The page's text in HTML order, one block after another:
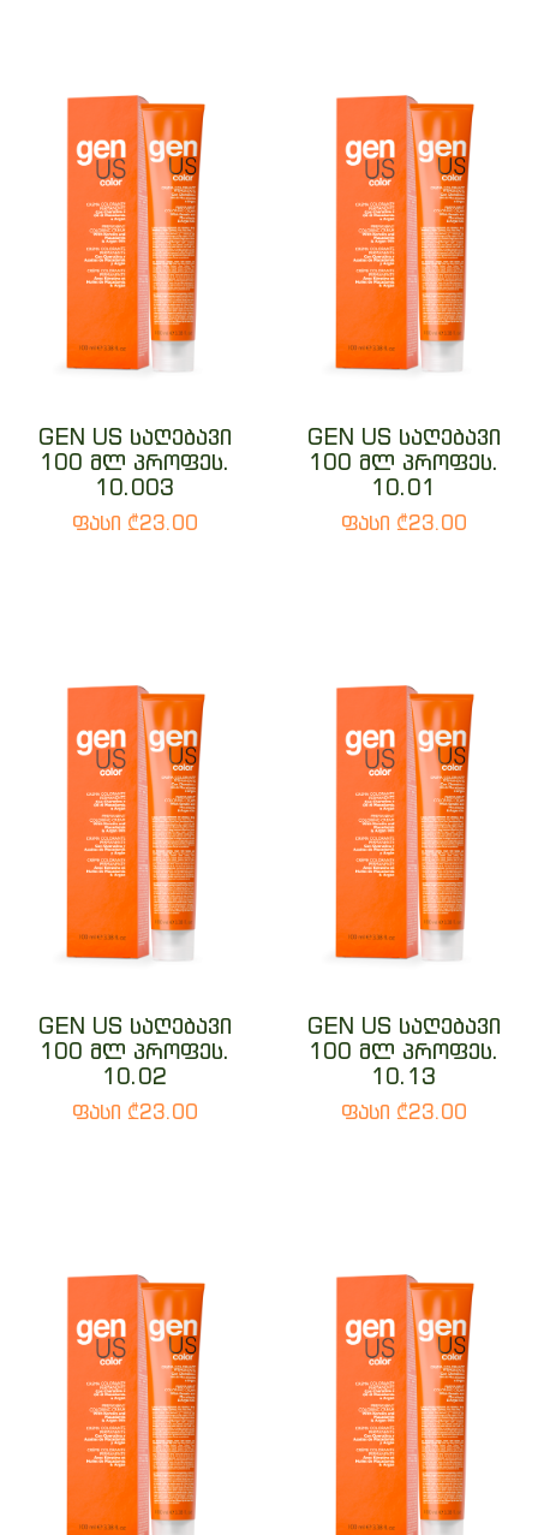
GEN US საღებავი
100 მლ პროფეს.
10.003
ფასი ₾23.00
GEN US საღებავი
100 მლ პროფეს.
10.01
ფასი ₾23.00
GEN US საღებავი
100 მლ პროფეს.
10.02
ფასი ₾23.00
GEN US საღებავი
100 მლ პროფეს.
10.13
ფასი ₾23.00